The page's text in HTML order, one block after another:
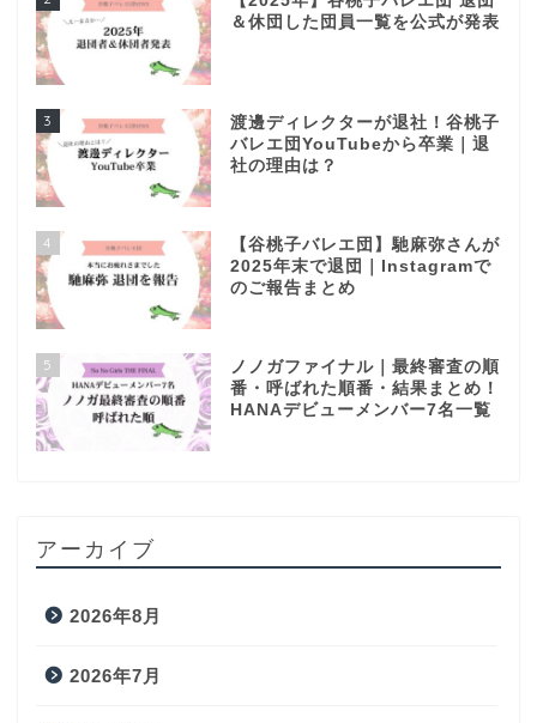
＆休団した団員一覧を公式が発表
3
渡邊ディレクターが退社！谷桃子
バレエ団YouTubeから卒業｜退
社の理由は？
4
【谷桃子バレエ団】馳麻弥さんが
2025年末で退団｜Instagramで
のご報告まとめ
5
ノノガファイナル｜最終審査の順
番・呼ばれた順番・結果まとめ！
HANAデビューメンバー7名一覧
アーカイブ
2026年8月
2026年7月